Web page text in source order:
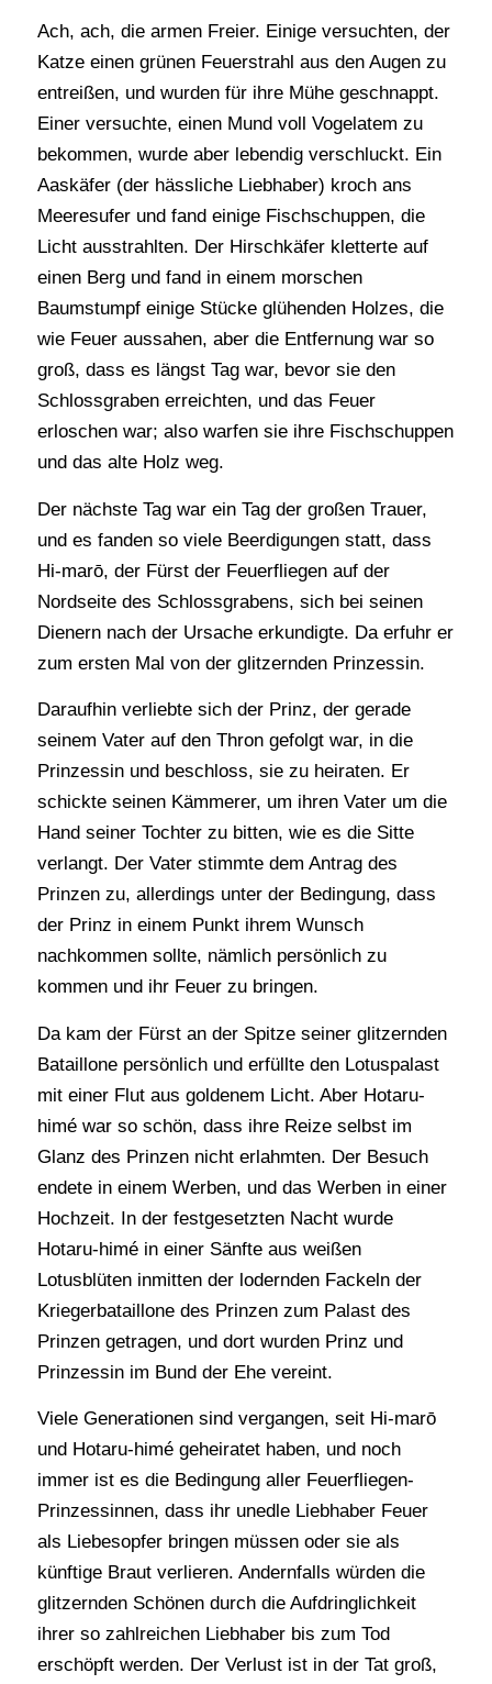
Ach, ach, die armen Freier. Einige versuchten, der
Katze einen grünen Feuerstrahl aus den Augen zu
entreißen, und wurden für ihre Mühe geschnappt.
Einer versuchte, einen Mund voll Vogelatem zu
bekommen, wurde aber lebendig verschluckt. Ein
Aaskäfer (der hässliche Liebhaber) kroch ans
Meeresufer und fand einige Fischschuppen, die
Licht ausstrahlten. Der Hirschkäfer kletterte auf
einen Berg und fand in einem morschen
Baumstumpf einige Stücke glühenden Holzes, die
wie Feuer aussahen, aber die Entfernung war so
groß, dass es längst Tag war, bevor sie den
Schlossgraben erreichten, und das Feuer
erloschen war; also warfen sie ihre Fischschuppen
und das alte Holz weg.
Der nächste Tag war ein Tag der großen Trauer,
und es fanden so viele Beerdigungen statt, dass
Hi-marō, der Fürst der Feuerfliegen auf der
Nordseite des Schlossgrabens, sich bei seinen
Dienern nach der Ursache erkundigte. Da erfuhr er
zum ersten Mal von der glitzernden Prinzessin.
Daraufhin verliebte sich der Prinz, der gerade
seinem Vater auf den Thron gefolgt war, in die
Prinzessin und beschloss, sie zu heiraten. Er
schickte seinen Kämmerer, um ihren Vater um die
Hand seiner Tochter zu bitten, wie es die Sitte
verlangt. Der Vater stimmte dem Antrag des
Prinzen zu, allerdings unter der Bedingung, dass
der Prinz in einem Punkt ihrem Wunsch
nachkommen sollte, nämlich persönlich zu
kommen und ihr Feuer zu bringen.
Da kam der Fürst an der Spitze seiner glitzernden
Bataillone persönlich und erfüllte den Lotuspalast
mit einer Flut aus goldenem Licht. Aber Hotaru-
himé war so schön, dass ihre Reize selbst im
Glanz des Prinzen nicht erlahmten. Der Besuch
endete in einem Werben, und das Werben in einer
Hochzeit. In der festgesetzten Nacht wurde
Hotaru-himé in einer Sänfte aus weißen
Lotusblüten inmitten der lodernden Fackeln der
Kriegerbataillone des Prinzen zum Palast des
Prinzen getragen, und dort wurden Prinz und
Prinzessin im Bund der Ehe vereint.
Viele Generationen sind vergangen, seit Hi-marō
und Hotaru-himé geheiratet haben, und noch
immer ist es die Bedingung aller Feuerfliegen-
Prinzessinnen, dass ihr unedle Liebhaber Feuer
als Liebesopfer bringen müssen oder sie als
künftige Braut verlieren. Andernfalls würden die
glitzernden Schönen durch die Aufdringlichkeit
ihrer so zahlreichen Liebhaber bis zum Tod
erschöpft werden. Der Verlust ist in der Tat groß,